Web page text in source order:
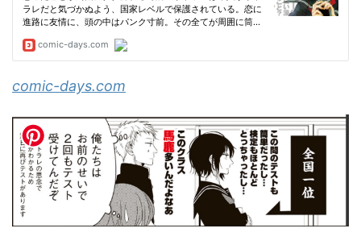
comic-days.com